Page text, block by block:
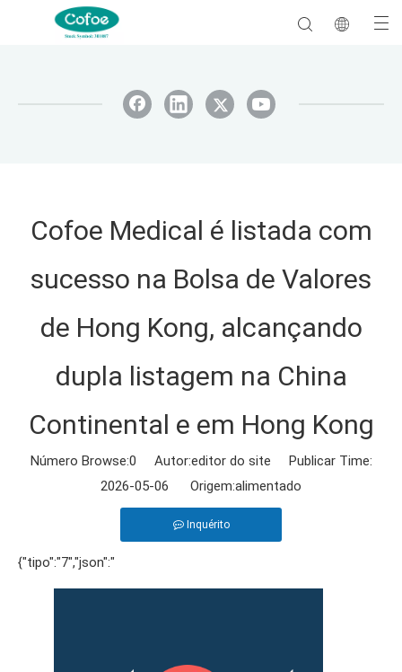
Cofoe Medical é listada com
sucesso na Bolsa de Valores
de Hong Kong, alcançando
dupla listagem na China
Continental e em Hong Kong
Número Browse:0 Autor:editor do site Publicar Time:
2026-05-06 Origem:alimentado
Inquérito
{"tipo":"7","json":"